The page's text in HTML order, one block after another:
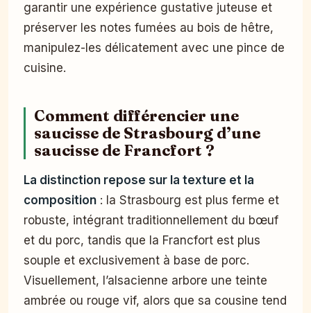
garantir une expérience gustative juteuse et
préserver les notes fumées au bois de hêtre,
manipulez-les délicatement avec une pince de
cuisine.
Comment différencier une
saucisse de Strasbourg d’une
saucisse de Francfort ?
La distinction repose sur la texture et la
composition : la Strasbourg est plus ferme et
robuste, intégrant traditionnellement du bœuf
et du porc, tandis que la Francfort est plus
souple et exclusivement à base de porc.
Visuellement, l’alsacienne arbore une teinte
ambrée ou rouge vif, alors que sa cousine tend